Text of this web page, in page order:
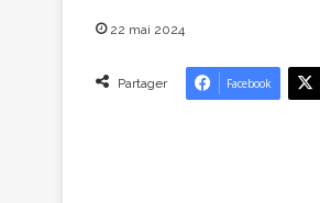
22 mai 2024
Partager Facebook